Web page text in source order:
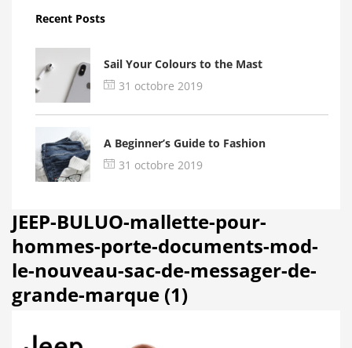
Recent Posts
Sail Your Colours to the Mast
31 octobre 2019
A Beginner’s Guide to Fashion
31 octobre 2019
JEEP-BULUO-mallette-pour-
hommes-porte-documents-mod-
le-nouveau-sac-de-messager-de-
grande-marque (1)